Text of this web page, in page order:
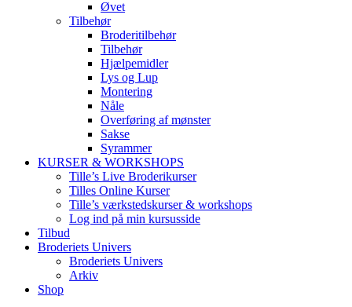
Øvet
Tilbehør
Broderitilbehør
Tilbehør
Hjælpemidler
Lys og Lup
Montering
Nåle
Overføring af mønster
Sakse
Syrammer
KURSER & WORKSHOPS
Tille’s Live Broderikurser
Tilles Online Kurser
Tille’s værkstedskurser & workshops
Log ind på min kursusside
Tilbud
Broderiets Univers
Broderiets Univers
Arkiv
Shop